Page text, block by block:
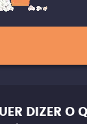
DIZER O